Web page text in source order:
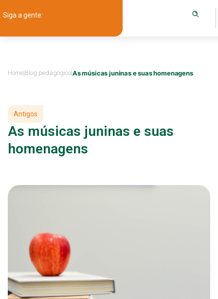
Siga a gente:
Home|Blog pedagógico|As músicas juninas e suas homenagens
Antigos
As músicas juninas e suas
homenagens